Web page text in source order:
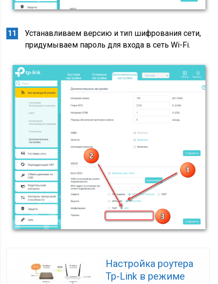
Устанавливаем версию и тип шифрования сети,
придумываем пароль для входа в сеть Wi-Fi.
Настройка роутера
Tp-Link в режиме